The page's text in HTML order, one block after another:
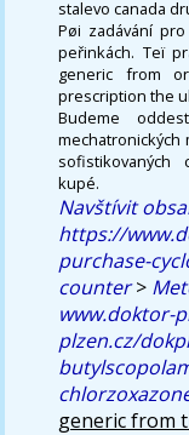
stalevo canada
Pøi zadávání
peřinkách. Teï
generic from
prescription the
Budeme
mechatronických
sofistikovaných
kupé.
Navštívit
https://
purchase-
counter>
www.doktor-
plzen.cz/
generic from